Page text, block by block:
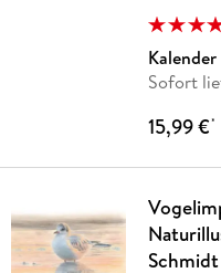
Kalender
Sofort
15,99 €*
Schmidt